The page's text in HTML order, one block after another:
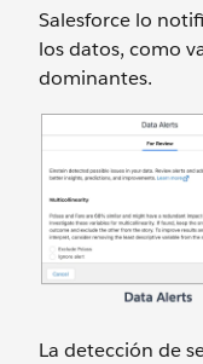
Salesforce lo
los datos, como
dominantes.
La detección de